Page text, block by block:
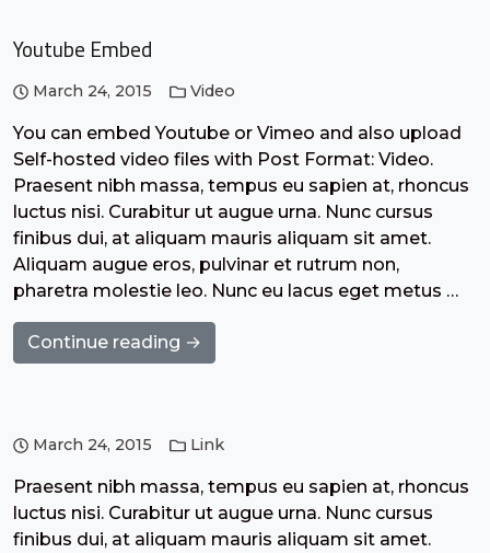
Youtube Embed
March 24, 2015 Video
You can embed Youtube or Vimeo and also upload
Self-hosted video files with Post Format: Video.
Praesent nibh massa, tempus eu sapien at, rhoncus
luctus nisi. Curabitur ut augue urna. Nunc cursus
finibus dui, at aliquam mauris aliquam sit amet.
Aliquam augue eros, pulvinar et rutrum non,
pharetra molestie leo. Nunc eu lacus eget metus …
Continue reading →
March 24, 2015 Link
Praesent nibh massa, tempus eu sapien at, rhoncus
luctus nisi. Curabitur ut augue urna. Nunc cursus
finibus dui, at aliquam mauris aliquam sit amet.